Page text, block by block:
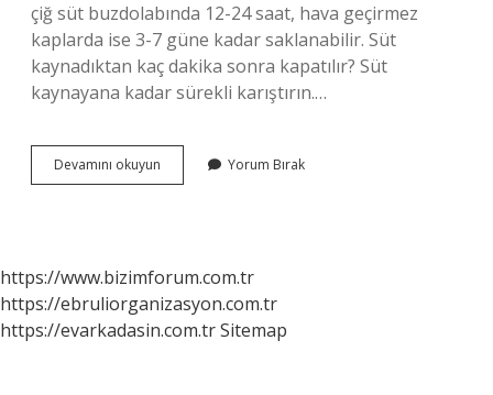
çiğ süt buzdolabında 12-24 saat, hava geçirmez
kaplarda ise 3-7 güne kadar saklanabilir. Süt
kaynadıktan kaç dakika sonra kapatılır? Süt
kaynayana kadar sürekli karıştırın.…
Devamını okuyun
Kaynadıktan
Mayalanır
Yorum Bırak
https://www.bizimforum.com.tr
https://ebruliorganizasyon.com.tr
https://evarkadasin.com.trSitemap